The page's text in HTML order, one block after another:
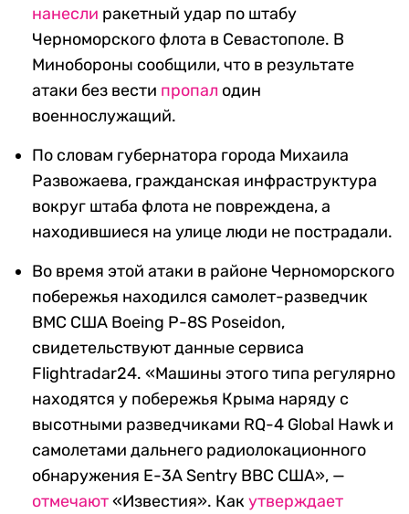
нанесли ракетный удар по штабу
Черноморского флота в Севастополе. В
Минобороны сообщили, что в результате
атаки без вести пропал один
военнослужащий.
По словам губернатора города Михаила
Развожаева, гражданская инфраструктура
вокруг штаба флота не повреждена, а
находившиеся на улице люди не пострадали.
Во время этой атаки в районе Черноморского
побережья находился самолет-разведчик
ВМС США Boeing P-8S Poseidon,
свидетельствуют данные сервиса
Flightradar24. «Машины этого типа регулярно
находятся у побережья Крыма наряду с
высотными разведчиками RQ-4 Global Hawk и
самолетами дальнего радиолокационного
обнаружения E-3A Sentry ВВС США», —
отмечают«Известия». Какутверждает